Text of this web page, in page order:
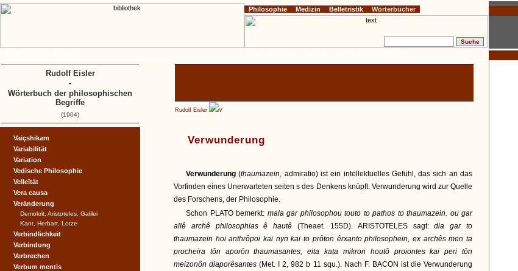
Rudolf Eisler V
Verwunderung
Verwunderung(thaumazein, admiratio) ist ein intellektuelles Gefühl, das sich an das
Vorfinden eines Unerwarteten seiten s des Denkens knüpft. Verwunderung wird zur Quelle
des Forschens, der Philosophie.
Schon PLATO bemerkt: mala gar philosophou touto to pathos to thaumazein. ou gar
allê archê philosophias ê hautê(Theaet. 155D). ARISTOTELES sagt:dia gar to
thaumazein hoi anthrôpoi kai nyn kai to prôton êrxanto philosophein, ex archês men ta
procheira tôn aporôn thaumasantes, eita kata mikron houtô proiontes kai peri tôn
meizonôn diaporêsantes(Met. I 2, 982 b 11 squ.). Nach F. BACON ist die Verwunderung
Vaiçshikam
Variabilität
Variation
Vedische Philosophie
Velleïtät
Vera causa
Veränderung
Demokrit, Aristoteles, Galilei
Kant, Herbart, Lotze
Verbindlichkeit
Verbindung
Verbrechen
Verbum mentis
Philosophie Medizin Belletristik Wörterbücher
Rudolf Eisler
-
Wörterbuch der philosophischen
Begriffe
(1904)